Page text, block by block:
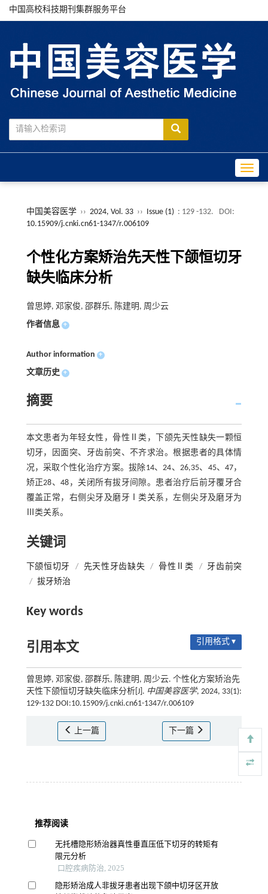
中国高校科技期刊集群服务平台
中国美容医学 ›› 2024, Vol. 33 ›› Issue (1) : 129 -132.
DOI:
10.15909/j.cnki.cn61-1347/r.006109
个性化方案矫治先天性下颌恒切牙
缺失临床分析
曾思婷, 邓家俊, 邵群乐, 陈建明, 周少云
作者信息 +
Author information +
文章历史 +
摘要
本文患者为年轻女性，骨性Ⅱ类，下颌先天性缺失一颗恒
切牙，因面突、牙齿前突、不齐求治。根据患者的具体情
况，采取个性化治疗方案。拔除14、24、26,35、45、47，
矫正28、48，关闭所有拔牙间隙。患者治疗后前牙覆牙合
覆盖正常，右侧尖牙及磨牙Ⅰ类关系，左侧尖牙及磨牙为
Ⅲ类关系。
关键词
下颌恒切牙 / 先天性牙齿缺失 / 骨性Ⅱ类 / 牙齿前突
/ 拔牙矫治
Key words
引用本文 引用格式 ▾
曾思婷, 邓家俊, 邵群乐, 陈建明, 周少云. 个性化方案矫治先
天性下颌恒切牙缺失临床分析[J]. 中国美容医学, 2024, 33(1):
129-132 DOI:10.15909/j.cnki.cn61-1347/r.006109
上一篇 下一篇